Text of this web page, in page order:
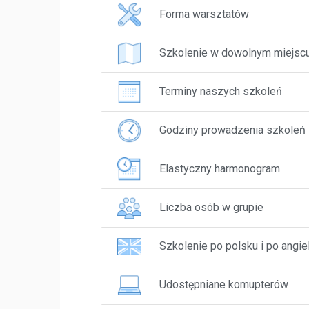
Forma warsztatów
Szkolenie w dowolnym
Terminy naszych szkoleń
Godziny prowadzenia szkoleń
Elastyczny harmonogram
Liczba osób w grupie
Szkolenie po polsku i po
Udostępniane komupterów